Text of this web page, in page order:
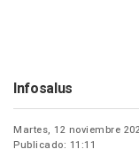
Infosalus
Martes, 12 noviembre
Publicado: 11:11